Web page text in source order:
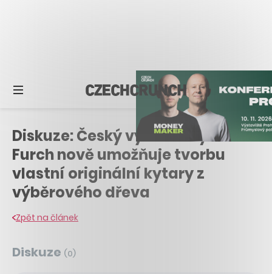
Diskuze: Český výrobce kytar
Furch nově umožňuje tvorbu
vlastní originální kytary z
výběrového dřeva
Zpět na článek
Diskuze (0)